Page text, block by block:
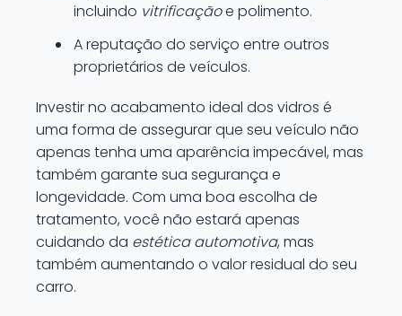
incluindo vitrificaçãoe polimento.
A reputação do serviço entre outros
proprietários de veículos.
Investir no acabamento ideal dos vidros é
uma forma de assegurar que seu veículo não
apenas tenha uma aparência impecável, mas
também garante sua segurança e
longevidade. Com uma boa escolha de
tratamento, você não estará apenas
cuidando da estética automotiva, mas
também aumentando o valor residual do seu
carro.